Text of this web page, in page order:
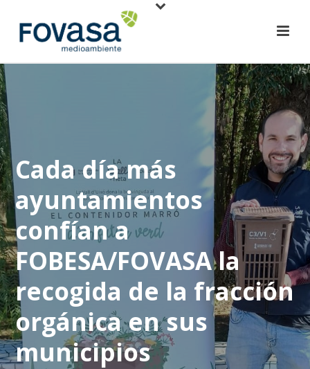
Cada día más
ayuntamientos
confían a
FOBESA/FOVASA la
recogida de la fracción
orgánica en sus
municipios